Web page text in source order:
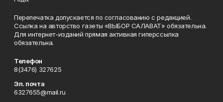
Перепечатка допускается по согласованию с редакцией.
Ссылка на авторство газеты «ВЫБОР САЛАВАТ» обязательна.
Для интернет-изданий прямая активная гиперссылка
обязательна.
Телефон
8(3476) 327625
Эл. почта
6327655@mail.ru